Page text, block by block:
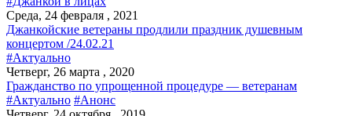
Среда, 24 февраля , 2021
Джанкойские ветераны продлили праздник душевным
концертом /24.02.21
#Актуально
Четверг, 26 марта , 2020
Гражданство по упрощенной процедуре — ветеранам
#Актуально #Анонс